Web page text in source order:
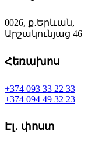
0026, ք․Երևան,
Արշակունյաց 46
Հեռախոս
+374 093 33 22 33
+374 094 49 32 23
Էլ․ փոստ